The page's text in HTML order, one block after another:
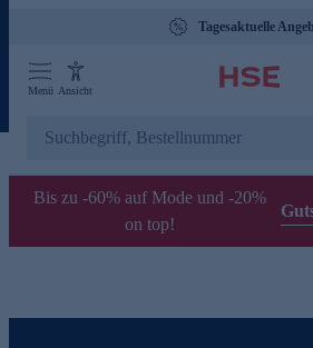
Tagesaktuelle
Menü Ansicht
Bis zu -60% auf Mode und -20%
on top!